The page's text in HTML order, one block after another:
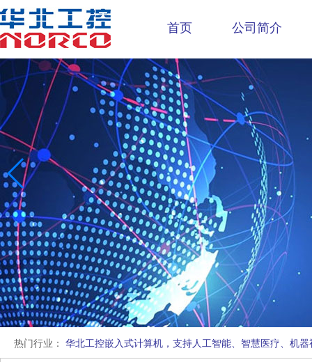
首页 公司简介
热门行业： 华北工控嵌入式计算机，支持人工智能、智慧医疗、机